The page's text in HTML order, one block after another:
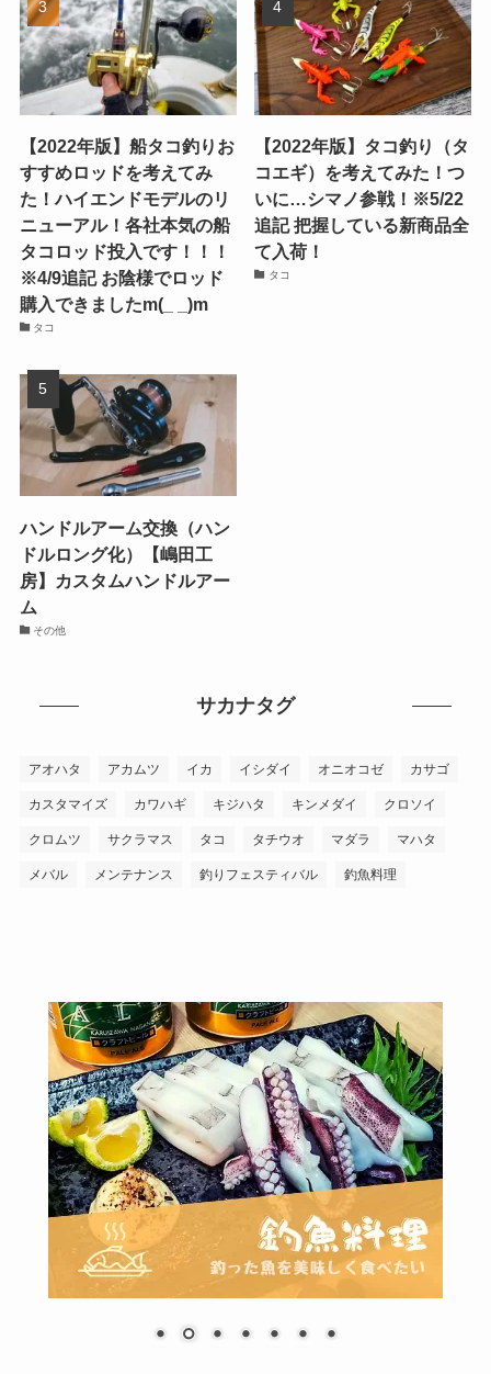
【2022年版】船タコ釣りお
すすめロッドを考えてみ
た！ハイエンドモデルのリ
ニューアル！各社本気の船
タコロッド投入です！！！
※4/9追記 お陰様でロッド
購入できましたm(_ _)m
タコ
【2022年版】タコ釣り（タ
コエギ）を考えてみた！つ
いに…シマノ参戦！※5/22
追記 把握している新商品全
て入荷！
タコ
ハンドルアーム交換（ハン
ドルロング化）【嶋田工
房】カスタムハンドルアー
ム
その他
サカナタグ
アオハタ アカムツ イカ イシダイ オニオコゼ カサゴ
カスタマイズ カワハギ キジハタ キンメダイ クロソイ
クロムツ サクラマス タコ タチウオ マダラ マハタ
メバル メンテナンス 釣りフェスティバル 釣魚料理